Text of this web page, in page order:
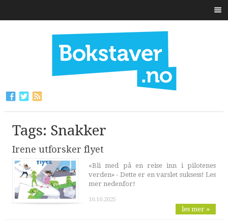
Tags: Snakker
Irene utforsker flyet
«Bli med på en reise inn i pilotenes
verden» - Dette er en varslet suksess! Les
mer nedenfor!
10.10.2025
les mer »